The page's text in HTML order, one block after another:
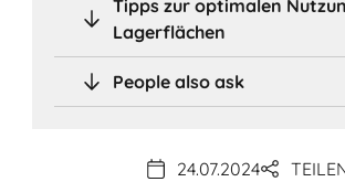
Tipps zur optimalen
Lagerflächen
People also ask
24.07.2024